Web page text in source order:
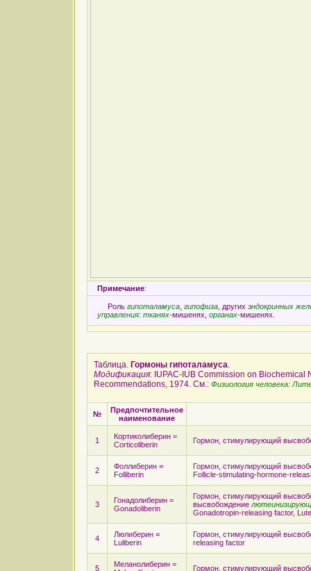
Примечание:
Роль гипоталамуса гипофиза , других эндокринных
управления: тканях-мишенях, органах-мишенях.
Таблица. Гормоны гипоталамуса.
Модификация: IUPAC-IUB Commission on
Recommendations, 1974. См.: Физиология человека:
№
Предпочтительное
наименование
1
Кортиколиберин =
Corticoliberin
Гормон, стимулирующий
2
Фоллиберин =
Folliberin
Гормон, стимулирующий
Follicle-stimulating-hormone-
3
Гонадолиберин =
Gonadoliberin
Гормон, стимулирующий
высвобождение
Gonadotropin-releasing factor,
4
Люлиберин =
Luliberin
Гормон, стимулирующий
releasing factor
5
Меланолиберин =
Гормон, стимулирующий